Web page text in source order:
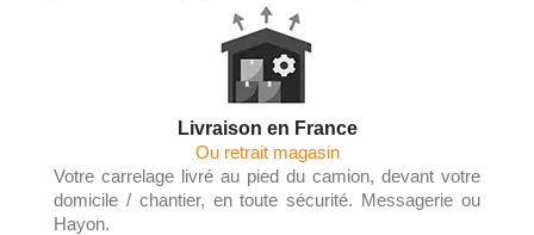
Livraison en France
Ou retrait magasin
Votre carrelage livré au pied du camion, devant votre
domicile / chantier, en toute sécurité. Messagerie ou
Hayon.